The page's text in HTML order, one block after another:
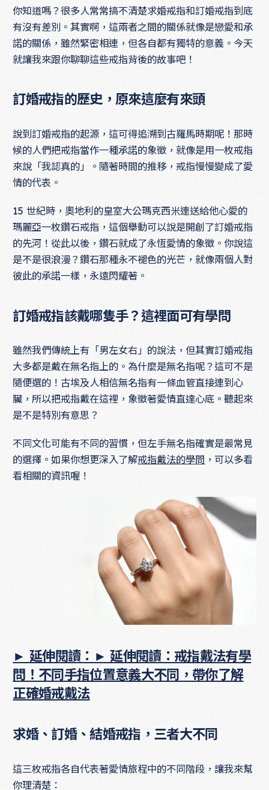
你知道嗎？很多人常常搞不清楚求婚戒指和訂婚戒指到底
有沒有差別。其實啊，這兩者之間的關係就像是戀愛和承
諾的關係，雖然緊密相連，但各自都有獨特的意義。今天
就讓我來跟你聊聊這些戒指背後的故事吧！
訂婚戒指的歷史，原來這麼有來頭
說到訂婚戒指的起源，這可得追溯到古羅馬時期呢！那時
候的人們把戒指當作一種承諾的象徵，就像是用一枚戒指
來說「我認真的」。隨著時間的推移，戒指慢慢變成了愛
情的代表。
15 世紀時，奧地利的皇室大公瑪克西米連送給他心愛的
瑪麗亞一枚鑽石戒指，這個舉動可以說是開創了訂婚戒指
的先河！從此以後，鑽石就成了永恆愛情的象徵。你說這
是不是很浪漫？鑽石那種永不褪色的光芒，就像兩個人對
彼此的承諾一樣，永遠閃耀著。
訂婚戒指該戴哪隻手？這裡面可有學問
雖然我們傳統上有「男左女右」的說法，但其實訂婚戒指
大多都是戴在無名指上的。為什麼是無名指呢？這可不是
隨便選的！古埃及人相信無名指有一條血管直接連到心
臟，所以把戒指戴在這裡，象徵著愛情直達心底。聽起來
是不是特別有意思？
不同文化可能有不同的習慣，但左手無名指確實是最常見
的選擇。如果你想更深入了解戒指戴法的學問 ，可以多看
看相關的資訊喔！
► 延伸閱讀：► 延伸閱讀：戒指戴法有學
問！不同手指位置意義大不同，帶你了解
正確婚戒戴法
求婚、訂婚、結婚戒指，三者大不同
這三枚戒指各自代表著愛情旅程中的不同階段，讓我來幫
你理清楚：